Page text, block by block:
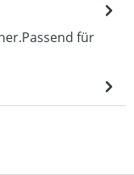
für